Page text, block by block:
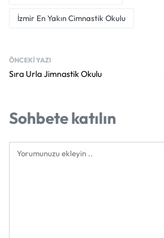
İzmir En Yakın Cimnastik Okulu
ÖNCEKI YAZI
Sıra Urla Jimnastik Okulu
Sohbete katılın